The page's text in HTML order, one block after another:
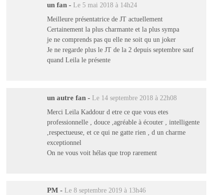
un fan - Le 5 mai 2018 à 14h24
Meilleure présentatrice de JT actuellement
Certainement la plus charmante et la plus sympa
je ne comprends pas qu elle ne soit qu un joker
Je ne regarde plus le JT de la 2 depuis septembre sauf
quand Leila le présente
un autre fan - Le 14 septembre 2018 à 22h08
Merci Leila Kaddour d etre ce que vous etes
professionnelle , douce ,agréable à écouter , intelligente
,respectueuse, et ce qui ne gatte rien , d un charme
exceptionnel
On ne vous voit hélas que trop rarement
PM - Le 8 septembre 2019 à 13h46